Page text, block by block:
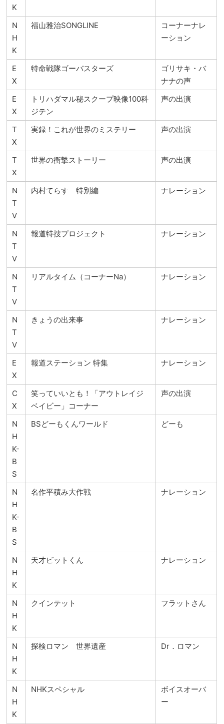
K
N
H
K
福山雅治SONGLINE
コーナーナレ
ーション
E
X
特命戦隊ゴーバスターズ
ゴリサキ・バ
ナナの声
E
X
トリハダマル秘スクープ映像100科
ジテン
声の出演
T
X
実録！これが世界のミステリー 声の出演
T
X
世界の衝撃ストーリー 声の出演
N
T
V
内村てらす 特別編 ナレーション
N
T
V
報道特捜プロジェクト ナレーション
N
T
V
リアルタイム（コーナーNa） ナレーション
N
T
V
きょうの出来事 ナレーション
E
X
報道ステーション 特集 ナレーション
C
X
笑っていいとも！「アウトレイジ
ベイビー」コーナー
声の出演
N
H
K-
B
S
BSどーもくんワールド どーも
N
H
K-
B
S
名作平積み大作戦 ナレーション
N
H
K
天才ビットくん ナレーション
N
H
K
クインテット フラットさん
N
H
K
探検ロマン 世界遺産 Dr．ロマン
N
H
K
NHKスペシャル
ボイスオーバ
ー